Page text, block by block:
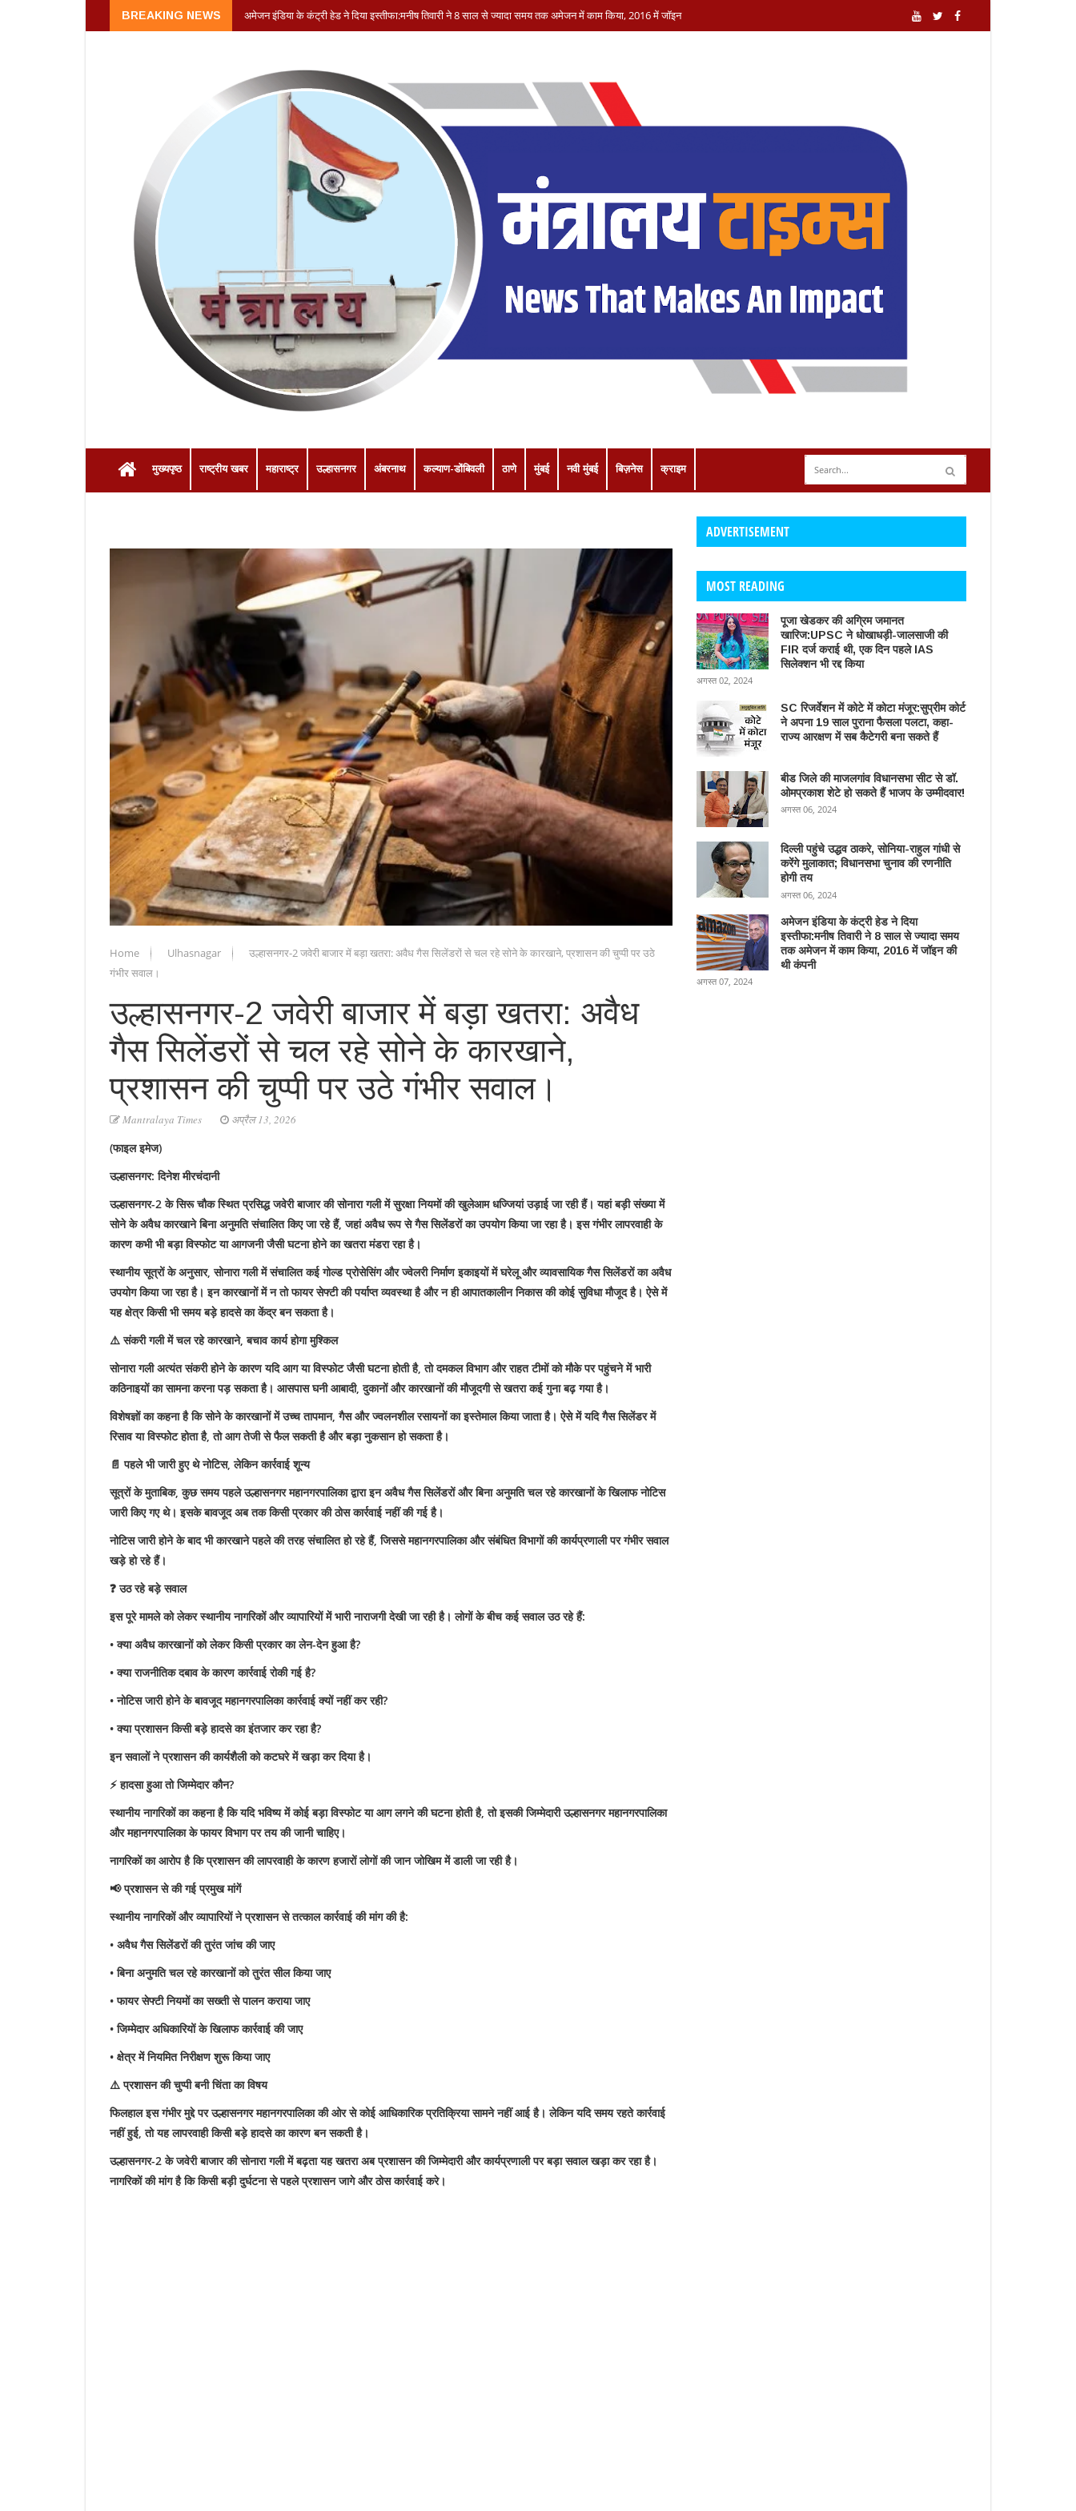
BREAKING NEWS अमेजन इंडिया के कंट्री हेड ने दिया इस्तीफा:मनीष तिवारी ने 8 साल से ज्यादा समय तक अमेजन में काम किया, 2016 में जॉइन
मुख्यपृष्ठ राष्ट्रीय खबर महाराष्ट्र उल्हासनगर अंबरनाथ कल्याण-डोंबिवली ठाणे मुंबई नवी मुंबई बिज़नेस क्राइम
Home Ulhasnagar
उल्हासनगर-2 जवेरी बाजार में बड़ा खतरा: अवैध गैस सिलेंडरों से चल रहे सोने के कारखाने, प्रशासन की चुप्पी पर उठे
गंभीर सवाल।
उल्हासनगर-2 जवेरी बाजार में बड़ा खतरा: अवैध
गैस सिलेंडरों से चल रहे सोने के कारखाने,
प्रशासन की चुप्पी पर उठे गंभीर सवाल।
Mantralaya Times अप्रैल 13, 2026
(फाइल इमेज)
उल्हासनगर: दिनेश मीरचंदानी
उल्हासनगर-2 के सिरू चौक स्थित प्रसिद्ध जवेरी बाजार की सोनारा गली में सुरक्षा नियमों की खुलेआम धज्जियां उड़ाई जा रही हैं। यहां बड़ी संख्या में
सोने के अवैध कारखाने बिना अनुमति संचालित किए जा रहे हैं, जहां अवैध रूप से गैस सिलेंडरों का उपयोग किया जा रहा है। इस गंभीर लापरवाही के
कारण कभी भी बड़ा विस्फोट या आगजनी जैसी घटना होने का खतरा मंडरा रहा है।
स्थानीय सूत्रों के अनुसार, सोनारा गली में संचालित कई गोल्ड प्रोसेसिंग और ज्वेलरी निर्माण इकाइयों में घरेलू और व्यावसायिक गैस सिलेंडरों का अवैध
उपयोग किया जा रहा है। इन कारखानों में न तो फायर सेफ्टी की पर्याप्त व्यवस्था है और न ही आपातकालीन निकास की कोई सुविधा मौजूद है। ऐसे में
यह क्षेत्र किसी भी समय बड़े हादसे का केंद्र बन सकता है।
⚠️ संकरी गली में चल रहे कारखाने, बचाव कार्य होगा मुश्किल
सोनारा गली अत्यंत संकरी होने के कारण यदि आग या विस्फोट जैसी घटना होती है, तो दमकल विभाग और राहत टीमों को मौके पर पहुंचने में भारी
कठिनाइयों का सामना करना पड़ सकता है। आसपास घनी आबादी, दुकानों और कारखानों की मौजूदगी से खतरा कई गुना बढ़ गया है।
विशेषज्ञों का कहना है कि सोने के कारखानों में उच्च तापमान, गैस और ज्वलनशील रसायनों का इस्तेमाल किया जाता है। ऐसे में यदि गैस सिलेंडर में
रिसाव या विस्फोट होता है, तो आग तेजी से फैल सकती है और बड़ा नुकसान हो सकता है।
📄 पहले भी जारी हुए थे नोटिस, लेकिन कार्रवाई शून्य
सूत्रों के मुताबिक, कुछ समय पहले उल्हासनगर महानगरपालिका द्वारा इन अवैध गैस सिलेंडरों और बिना अनुमति चल रहे कारखानों के खिलाफ नोटिस
जारी किए गए थे। इसके बावजूद अब तक किसी प्रकार की ठोस कार्रवाई नहीं की गई है।
नोटिस जारी होने के बाद भी कारखाने पहले की तरह संचालित हो रहे हैं, जिससे महानगरपालिका और संबंधित विभागों की कार्यप्रणाली पर गंभीर सवाल
खड़े हो रहे हैं।
❓ उठ रहे बड़े सवाल
इस पूरे मामले को लेकर स्थानीय नागरिकों और व्यापारियों में भारी नाराजगी देखी जा रही है। लोगों के बीच कई सवाल उठ रहे हैं:
• क्या अवैध कारखानों को लेकर किसी प्रकार का लेन-देन हुआ है?
• क्या राजनीतिक दबाव के कारण कार्रवाई रोकी गई है?
• नोटिस जारी होने के बावजूद महानगरपालिका कार्रवाई क्यों नहीं कर रही?
• क्या प्रशासन किसी बड़े हादसे का इंतजार कर रहा है?
इन सवालों ने प्रशासन की कार्यशैली को कटघरे में खड़ा कर दिया है।
⚡ हादसा हुआ तो जिम्मेदार कौन?
स्थानीय नागरिकों का कहना है कि यदि भविष्य में कोई बड़ा विस्फोट या आग लगने की घटना होती है, तो इसकी जिम्मेदारी उल्हासनगर महानगरपालिका
और महानगरपालिका के फायर विभाग पर तय की जानी चाहिए।
नागरिकों का आरोप है कि प्रशासन की लापरवाही के कारण हजारों लोगों की जान जोखिम में डाली जा रही है।
📢 प्रशासन से की गई प्रमुख मांगें
स्थानीय नागरिकों और व्यापारियों ने प्रशासन से तत्काल कार्रवाई की मांग की है:
• अवैध गैस सिलेंडरों की तुरंत जांच की जाए
• बिना अनुमति चल रहे कारखानों को तुरंत सील किया जाए
• फायर सेफ्टी नियमों का सख्ती से पालन कराया जाए
• जिम्मेदार अधिकारियों के खिलाफ कार्रवाई की जाए
• क्षेत्र में नियमित निरीक्षण शुरू किया जाए
⚠️ प्रशासन की चुप्पी बनी चिंता का विषय
फिलहाल इस गंभीर मुद्दे पर उल्हासनगर महानगरपालिका की ओर से कोई आधिकारिक प्रतिक्रिया सामने नहीं आई है। लेकिन यदि समय रहते कार्रवाई
नहीं हुई, तो यह लापरवाही किसी बड़े हादसे का कारण बन सकती है।
उल्हासनगर-2 के जवेरी बाजार की सोनारा गली में बढ़ता यह खतरा अब प्रशासन की जिम्मेदारी और कार्यप्रणाली पर बड़ा सवाल खड़ा कर रहा है।
नागरिकों की मांग है कि किसी बड़ी दुर्घटना से पहले प्रशासन जागे और ठोस कार्रवाई करे।
ADVERTISEMENT
MOST READING
पूजा खेडकर की अग्रिम जमानत
खारिज:UPSC ने धोखाधड़ी-जालसाजी की
FIR दर्ज कराई थी, एक दिन पहले IAS
सिलेक्शन भी रद्द किया
अगस्त 02, 2024
SC रिजर्वेशन में कोटे में कोटा मंजूर:सुप्रीम कोर्ट
ने अपना 19 साल पुराना फैसला पलटा, कहा-
राज्य आरक्षण में सब कैटेगरी बना सकते हैं
बीड जिले की माजलगांव विधानसभा सीट से डॉ.
ओमप्रकाश शेटे हो सकते हैं भाजप के उम्मीदवार!
अगस्त 06, 2024
दिल्ली पहुंचे उद्धव ठाकरे, सोनिया-राहुल गांधी से
करेंगे मुलाकात; विधानसभा चुनाव की रणनीति
होगी तय
अगस्त 06, 2024
अमेजन इंडिया के कंट्री हेड ने दिया
इस्तीफा:मनीष तिवारी ने 8 साल से ज्यादा समय
तक अमेजन में काम किया, 2016 में जॉइन की
थी कंपनी
अगस्त 07, 2024